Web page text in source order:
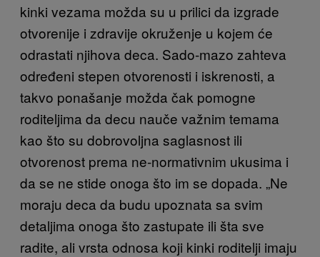
kinki vezama možda su u prilici da izgrade
otvorenije i zdravije okruženje u kojem će
odrastati njihova deca. Sado-mazo zahteva
određeni stepen otvorenosti i iskrenosti, a
takvo ponašanje možda čak pomogne
roditeljima da decu nauče važnim temama
kao što su dobrovoljna saglasnost ili
otvorenost prema ne-normativnim ukusima i
da se ne stide onoga što im se dopada. „Ne
moraju deca da budu upoznata sa svim
detaljima onoga što zastupate ili šta sve
radite, ali vrsta odnosa koji kinki roditelji imaju